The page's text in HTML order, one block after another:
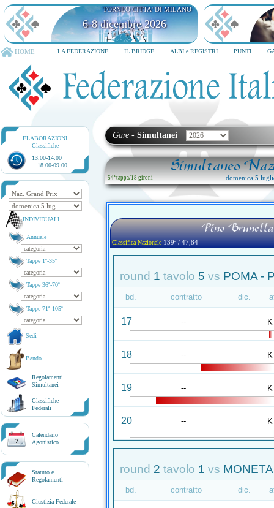
TORNEO CITTA' DI MILANO
6-8 dicembre 2026
HOME LA FEDERAZIONE IL BRIDGE ALBI e REGISTRI PUNTI
ELABORAZIONI
Classifiche
13.00-14.00
18.00-09.00
INDIVIDUALI
Annuale
Tappe 1ª-35ª
Tappe 36ª-70ª
Tappe 71ª-105ª
Sedi
Bando
Regolamenti
Simultanei
Classifiche
Federali
7
Calendario
Agonistico
Statuto e
Regolamenti
Giustizia Federale
Gare - Simultanei
Simultaneo
54ª tappa/18 gironi domenica 5
Pino
Classifica Nazionale139ª / 47,84
round 1 tavolo 5 vs POMA -
bd. contratto dic.
17 -- K
18 -- K
19 -- K
20 -- K
round 2 tavolo 1 vs
bd. contratto dic.